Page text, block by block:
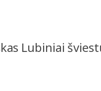
Lubiniai